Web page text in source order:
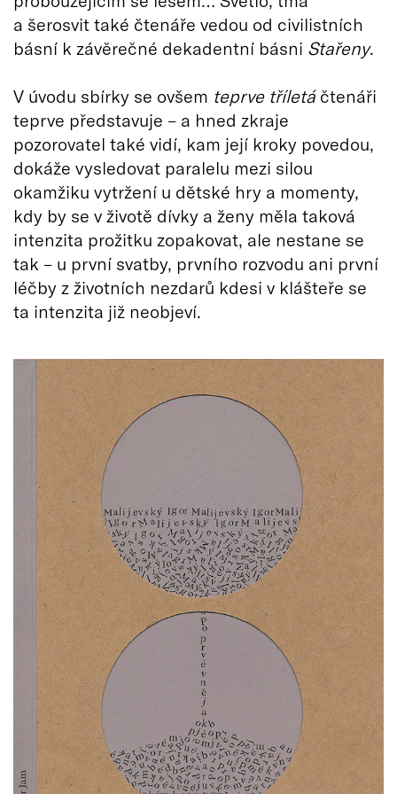
a šerosvit také čtenáře vedou od civilistních
básní k závěrečné dekadentní básni Stařeny.
V úvodu sbírky se ovšem teprve tříletáčtenáři
teprve představuje – a hned zkraje
pozorovatel také vidí, kam její kroky povedou,
dokáže vysledovat paralelu mezi silou
okamžiku vytržení u dětské hry a momenty,
kdy by se v životě dívky a ženy měla taková
intenzita prožitku zopakovat, ale nestane se
tak – u první svatby, prvního rozvodu ani první
léčby z životních nezdarů kdesi v klášteře se
ta intenzita již neobjeví.